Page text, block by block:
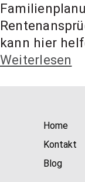
kann hier
Weiterlesen
Home
Kontakt
Blog